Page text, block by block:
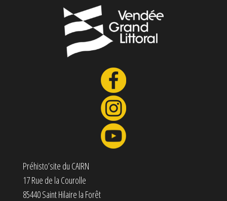
Préhisto’site du CAIRN
17 Rue de la Courolle
85440 Saint Hilaire la Forêt